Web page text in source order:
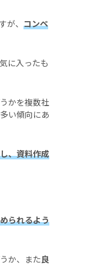
、 コンペ
に入ったも
かを複数社
い傾向にあ
、資料作成
られるよう
か、また良